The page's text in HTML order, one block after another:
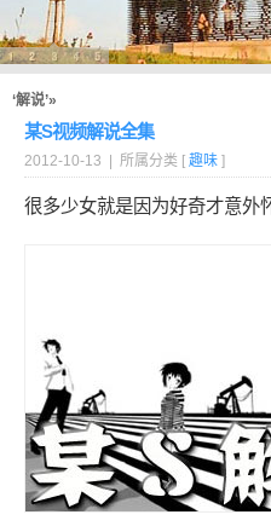
‘解说’»
某S视频解说全集
2012-10-13 | 所属分类 [ 趣味 ]
很多少女就是因为好奇才意外